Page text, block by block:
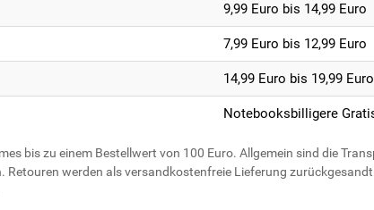
9,99 Euro bis 14,99 Euro
7,99 Euro bis 12,99 Euro
14,99 Euro bis 19,99 Euro
Notebooksbilligere
bis zu einem Bestellwert von 100 Euro. Allgemein sind die
Retouren werden als versandkostenfreie Lieferung